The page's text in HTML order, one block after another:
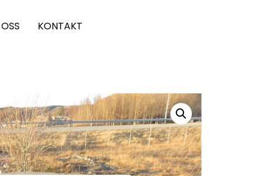
KONTAKT